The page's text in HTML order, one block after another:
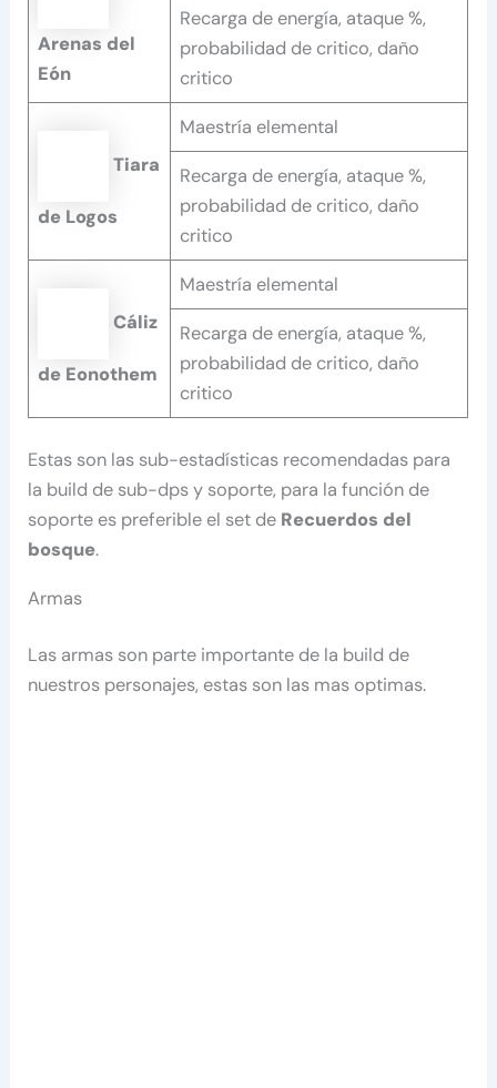
Arenas del
Eón
Recarga de energía, ataque %,
probabilidad de critico, daño
critico
Tiara
de Logos
Maestría elemental
Recarga de energía, ataque %,
probabilidad de critico, daño
critico
Cáliz
de Eonothem
Maestría elemental
Recarga de energía, ataque %,
probabilidad de critico, daño
critico
Estas son las sub-estadísticas recomendadas para
la build de sub-dps y soporte, para la función de
soporte es preferible el set de Recuerdos del
bosque.
Armas
Las armas son parte importante de la build de
nuestros personajes, estas son las mas optimas.